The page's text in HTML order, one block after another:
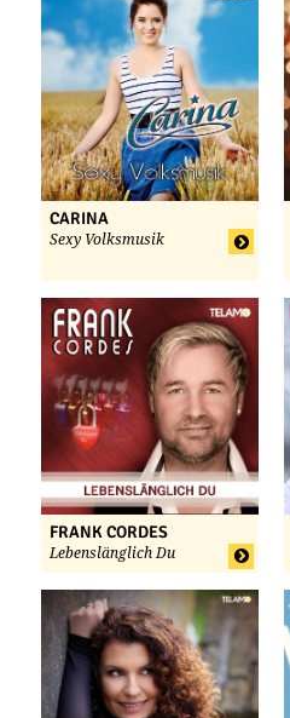
CARINA
Sexy Volksmusik
FRANK CORDES
Lebenslänglich Du